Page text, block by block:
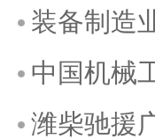
装备制造
中国机械
潍柴驰援